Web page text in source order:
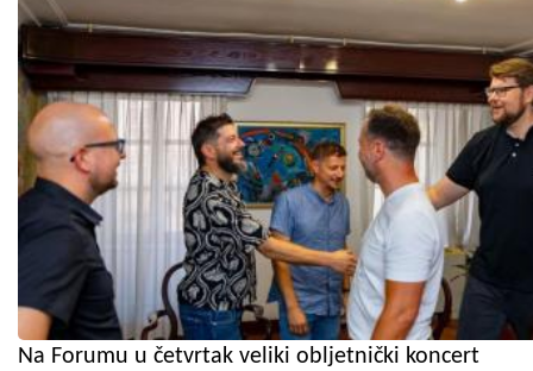
Na Forumu u četvrtak veliki obljetnički koncert